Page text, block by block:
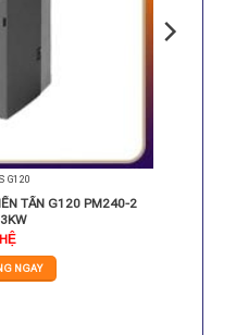
G120
TẦN G120 PM240-2
NGAY